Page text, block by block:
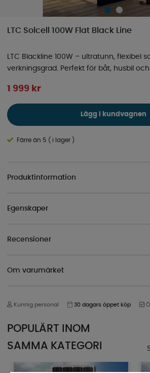
LTC Solcell 100W Flat Black Line
LTC Blackline 100W – ultratunn, flexibel
verkningsgrad. Perfekt för båt, husbil
1 999 kr
Lägg i kundvagnen
Färre än 5 ( i lager )
Produktinformation
Egenskaper
Recensioner
Om varumärket
Kunnig personal 30 dagars öppet köp
POPULÄRT INOM
SAMMA KATEGORI